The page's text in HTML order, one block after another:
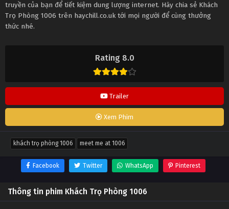
Rating 8.0
Trailer
Xem Phim
truyền của bạn để tiết kiệm dung lượng internet. Hãy chia sẻ Khách
Trọ Phòng 1006 trên haychill.co.uk tới mọi người để cùng thưởng
thức nhé.
khách trọ phòng 1006 meet me at 1006
Facebook Twitter WhatsApp Pinterest
Thông tin phim Khách Trọ Phòng 1006